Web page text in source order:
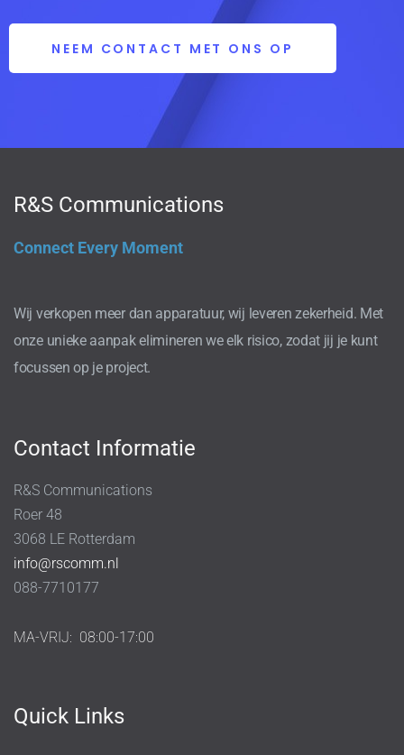
NEEM CONTACT MET ONS OP
R&S Communications
Connect Every Moment
Wij verkopen meer dan apparatuur, wij leveren zekerheid. Met
onze unieke aanpak elimineren we elk risico, zodat jij je kunt
focussen op je project.
Contact Informatie
R&S Communications
Roer 48
3068 LE Rotterdam
info@rscomm.nl
088-7710177
MA-VRIJ: 08:00-17:00
Quick Links